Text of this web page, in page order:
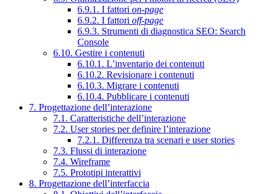
6.9.1. I fattori on-page
6.9.2. I fattori off-page
6.9.3. Strumenti di diagnostica SEO: Search
Console
6.10. Gestire i contenuti
6.10.1. L’inventario dei contenuti
6.10.2. Revisionare i contenuti
6.10.3. Migrare i contenuti
6.10.4. Pubblicare i contenuti
7. Progettazione dell’interazione
7.1. Caratteristiche dell’interazione
7.2. User stories per definire l’interazione
7.2.1. Differenza tra scenari e user stories
7.3. Flussi di interazione
7.4. Wireframe
7.5. Prototipi interattivi
8. Progettazione dell’interfaccia